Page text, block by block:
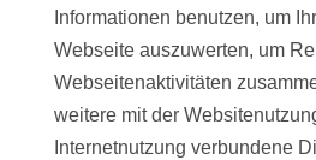
Informationen benutzen, um
Webseite auszuwerten, um
Webseitenaktivitäten
weitere mit der
Internetnutzung verbundene